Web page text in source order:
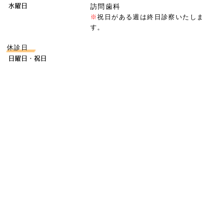
水曜日 訪問歯科
※祝日がある週は終日診察いたしま
す。
休診日
日曜日・祝日